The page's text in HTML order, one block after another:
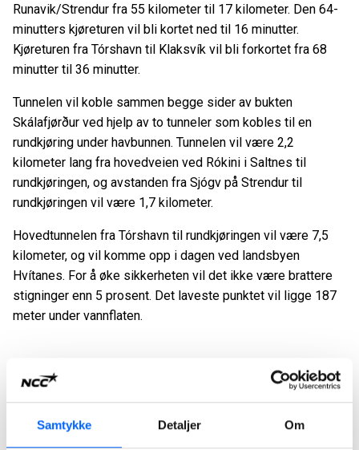
Samtykke Detaljer Om
Runavik/Strendur fra 55 kilometer til 17 kilometer. Den 64-
minutters kjøreturen vil bli kortet ned til 16 minutter.
Kjøreturen fra Tórshavn til Klaksvík vil bli forkortet fra 68
minutter til 36 minutter.
Tunnelen vil koble sammen begge sider av bukten
Skálafjørður ved hjelp av to tunneler som kobles til en
rundkjøring under havbunnen. Tunnelen vil være 2,2
kilometer lang fra hovedveien ved Rókini i Saltnes til
rundkjøringen, og avstanden fra Sjógv på Strendur til
rundkjøringen vil være 1,7 kilometer.
Hovedtunnelen fra Tórshavn til rundkjøringen vil være 7,5
kilometer, og vil komme opp i dagen ved landsbyen
Hvítanes. For å øke sikkerheten vil det ikke være brattere
stigninger enn 5 prosent. Det laveste punktet vil ligge 187
meter under vannflaten.
NCC har lang erfaring med å bygge
tunneler. Spisskompetansen finnes i
vår norske virksomhet, og vi drar